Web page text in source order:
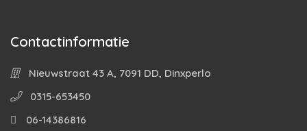
Contactinformatie
Nieuwstraat 43 A, 7091 DD, Dinxperlo
0315-653450
06-14386816